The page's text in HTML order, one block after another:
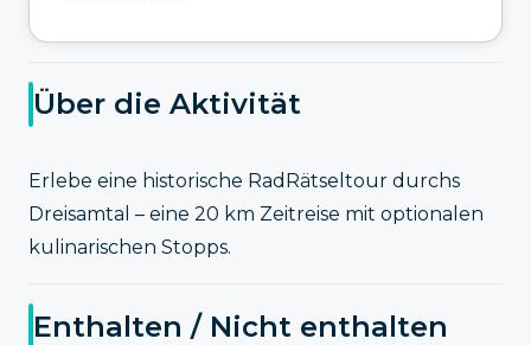
Über die Aktivität
Erlebe eine historische RadRätseltour durchs
Dreisamtal – eine 20 km Zeitreise mit optionalen
kulinarischen Stopps.
Enthalten / Nicht enthalten